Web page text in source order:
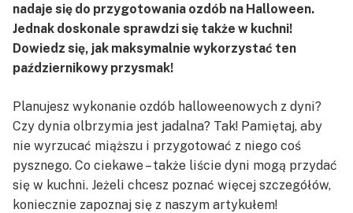
nadaje się do przygotowania ozdób na Halloween.
Jednak doskonale sprawdzi się także w kuchni!
Dowiedz się, jak maksymalnie wykorzystać ten
październikowy przysmak!
Planujesz wykonanie ozdób halloweenowych z dyni?
Czy dynia olbrzymia jest jadalna? Tak! Pamiętaj, aby
nie wyrzucać miąższu i przygotować z niego coś
pysznego. Co ciekawe – także liście dyni mogą przydać
się w kuchni. Jeżeli chcesz poznać więcej szczegółów,
koniecznie zapoznaj się z naszym artykułem!